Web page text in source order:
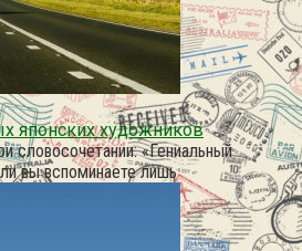
японских художников
словосочетании: «Гениальный
вы вспоминаете лишь